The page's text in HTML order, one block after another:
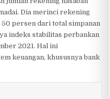
Dia merinci rekening
persen dari total simpanan
indeks stabilitas perbankan
2021. Hal ini
keuangan, khususnya bank